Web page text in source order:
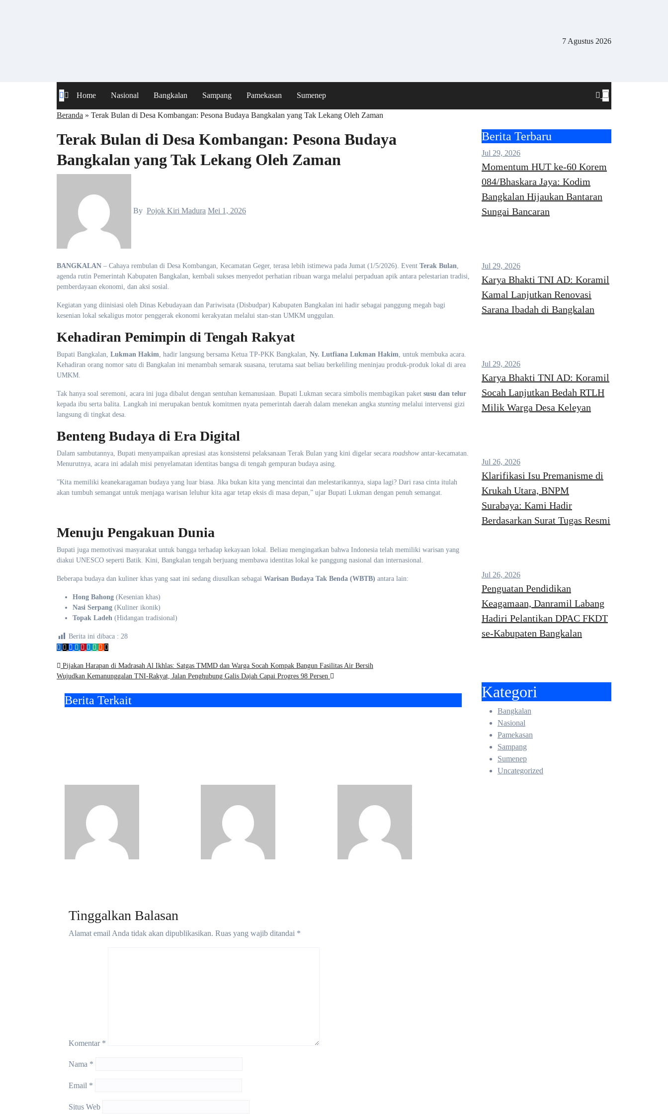
7 Agustus 2026
Home Nasional Bangkalan Sampang Pamekasan Sumenep
Beranda » Terak Bulan di Desa Kombangan: Pesona Budaya Bangkalan yang Tak Lekang Oleh Zaman
Terak Bulan di Desa Kombangan: Pesona Budaya
Bangkalan yang Tak Lekang Oleh Zaman
By Pojok Kiri Madura Mei 1, 2026
BANGKALAN – Cahaya rembulan di Desa Kombangan, Kecamatan Geger, terasa lebih istimewa pada Jumat (1/5/2026). Event Terak Bulan,
agenda rutin Pemerintah Kabupaten Bangkalan, kembali sukses menyedot perhatian ribuan warga melalui perpaduan apik antara pelestarian tradisi,
pemberdayaan ekonomi, dan aksi sosial.
​Kegiatan yang diinisiasi oleh Dinas Kebudayaan dan Pariwisata (Disbudpar) Kabupaten Bangkalan ini hadir sebagai panggung megah bagi
kesenian lokal sekaligus motor penggerak ekonomi kerakyatan melalui stan-stan UMKM unggulan.
Kehadiran Pemimpin di Tengah Rakyat
​Bupati Bangkalan, Lukman Hakim, hadir langsung bersama Ketua TP-PKK Bangkalan, Ny. Lutfiana Lukman Hakim, untuk membuka acara.
Kehadiran orang nomor satu di Bangkalan ini menambah semarak suasana, terutama saat beliau berkeliling meninjau produk-produk lokal di area
UMKM.
​Tak hanya soal seremoni, acara ini juga dibalut dengan sentuhan kemanusiaan. Bupati Lukman secara simbolis membagikan paket susu dan telur
kepada ibu serta balita. Langkah ini merupakan bentuk komitmen nyata pemerintah daerah dalam menekan angka stunting melalui intervensi gizi
langsung di tingkat desa.
Benteng Budaya di Era Digital
​Dalam sambutannya, Bupati menyampaikan apresiasi atas konsistensi pelaksanaan Terak Bulan yang kini digelar secara roadshow antar-kecamatan.
Menurutnya, acara ini adalah misi penyelamatan identitas bangsa di tengah gempuran budaya asing.
​”Kita memiliki keanekaragaman budaya yang luar biasa. Jika bukan kita yang mencintai dan melestarikannya, siapa lagi? Dari rasa cinta itulah
akan tumbuh semangat untuk menjaga warisan leluhur kita agar tetap eksis di masa depan,” ujar Bupati Lukman dengan penuh semangat.
Menuju Pengakuan Dunia
​Bupati juga memotivasi masyarakat untuk bangga terhadap kekayaan lokal. Beliau mengingatkan bahwa Indonesia telah memiliki warisan yang
diakui UNESCO seperti Batik. Kini, Bangkalan tengah berjuang membawa identitas lokal ke panggung nasional dan internasional.
​Beberapa budaya dan kuliner khas yang saat ini sedang diusulkan sebagai Warisan Budaya Tak Benda (WBTB) antara lain:
Hong Bahong (Kesenian khas)
Nasi Serpang (Kuliner ikonik)
Topak Ladeh (Hidangan tradisional)
Berita ini dibaca : 28
Navigasi
Pijakan Harapan di Madrasah Al Ikhlas: Satgas TMMD dan Warga Socah Kompak Bangun Fasilitas Air Bersih
Wujudkan Kemanunggalan TNI-Rakyat, Jalan Penghubung Galis Dajah Capai Progres 98 Persen
Berita Terkait
Tinggalkan Balasan
Alamat email Anda tidak akan dipublikasikan. Ruas yang wajib ditandai *
Komentar *
Nama *
Email *
Situs Web
Berita Terbaru
Jul 29, 2026
Momentum HUT ke-60 Korem
084/Bhaskara Jaya: Kodim
Bangkalan Hijaukan Bantaran
Sungai Bancaran
Jul 29, 2026
Karya Bhakti TNI AD: Koramil
Kamal Lanjutkan Renovasi
Sarana Ibadah di Bangkalan
Jul 29, 2026
Karya Bhakti TNI AD: Koramil
Socah Lanjutkan Bedah RTLH
Milik Warga Desa Keleyan
Jul 26, 2026
Klarifikasi Isu Premanisme di
Krukah Utara, BNPM
Surabaya: Kami Hadir
Berdasarkan Surat Tugas Resmi
Jul 26, 2026
Penguatan Pendidikan
Keagamaan, Danramil Labang
Hadiri Pelantikan DPAC FKDT
se-Kabupaten Bangkalan
Kategori
Bangkalan
Nasional
Pamekasan
Sampang
Sumenep
Uncategorized